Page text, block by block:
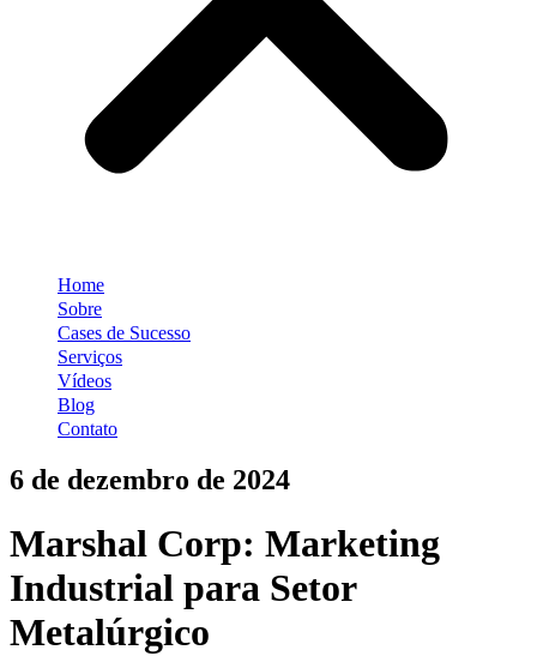
Home
Sobre
Cases de Sucesso
Serviços
Vídeos
Blog
Contato
6 de dezembro de 2024
Marshal Corp: Marketing
Industrial para Setor
Metalúrgico